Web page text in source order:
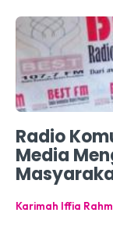
Radio
Media
Karimah Iffia